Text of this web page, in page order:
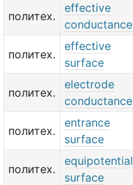
политех.
effective
conductance
политех.
effective
surface
политех.
electrode
conductance
политех.
entrance
surface
политех.
equipotential
surface